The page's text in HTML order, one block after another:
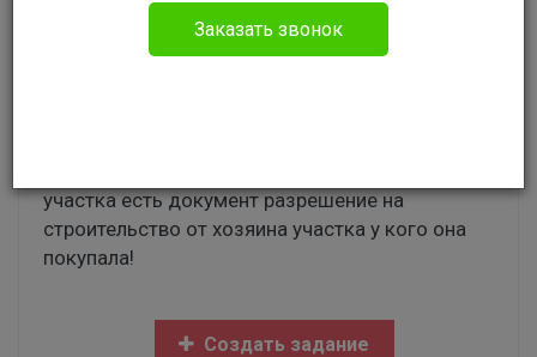
Добрый день! Есть вопрос: приобрела
участка есть документ разрешение на
строительство от хозяина участка у кого она
покупала!
Создать задание
Заказать звонок